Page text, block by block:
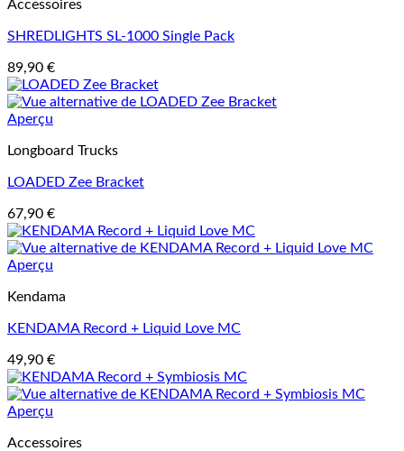
Accessoires
SHREDLIGHTS SL-1000 Single Pack
89,90 €
Aperçu
Longboard Trucks
LOADED Zee Bracket
67,90 €
Aperçu
Kendama
KENDAMA Record + Liquid Love MC
49,90 €
Aperçu
Accessoires